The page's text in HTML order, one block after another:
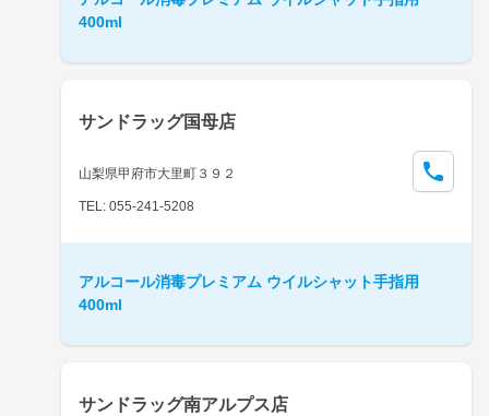
400ml
サンドラッグ国母店
山梨県甲府市大里町３９２
TEL: 055-241-5208
アルコール消毒プレミアム ウイルシャット手指用
400ml
サンドラッグ南アルプス店